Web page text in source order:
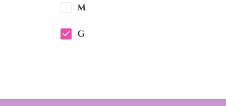
M
G